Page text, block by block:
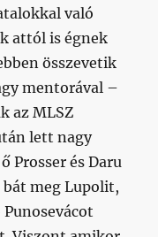
való
attól is égnek
összevetik
mentorával –
az MLSZ
lett nagy
Prosser és Daru
meg Lupolit,